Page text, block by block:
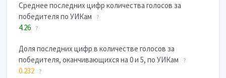
Cреднее последних цифр количества голосов за
победителя по УИКам
?
4.26 ?
Доля последних цифр в количестве голосов за
победителя, оканчивающихся на 0 и 5, по УИКам
?
0.232 ?